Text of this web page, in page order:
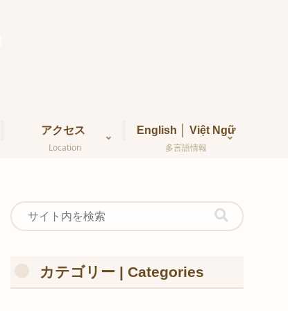
アクセス
Location
English │ Việt Ngữ
多言語情報
カテゴリー | Categories